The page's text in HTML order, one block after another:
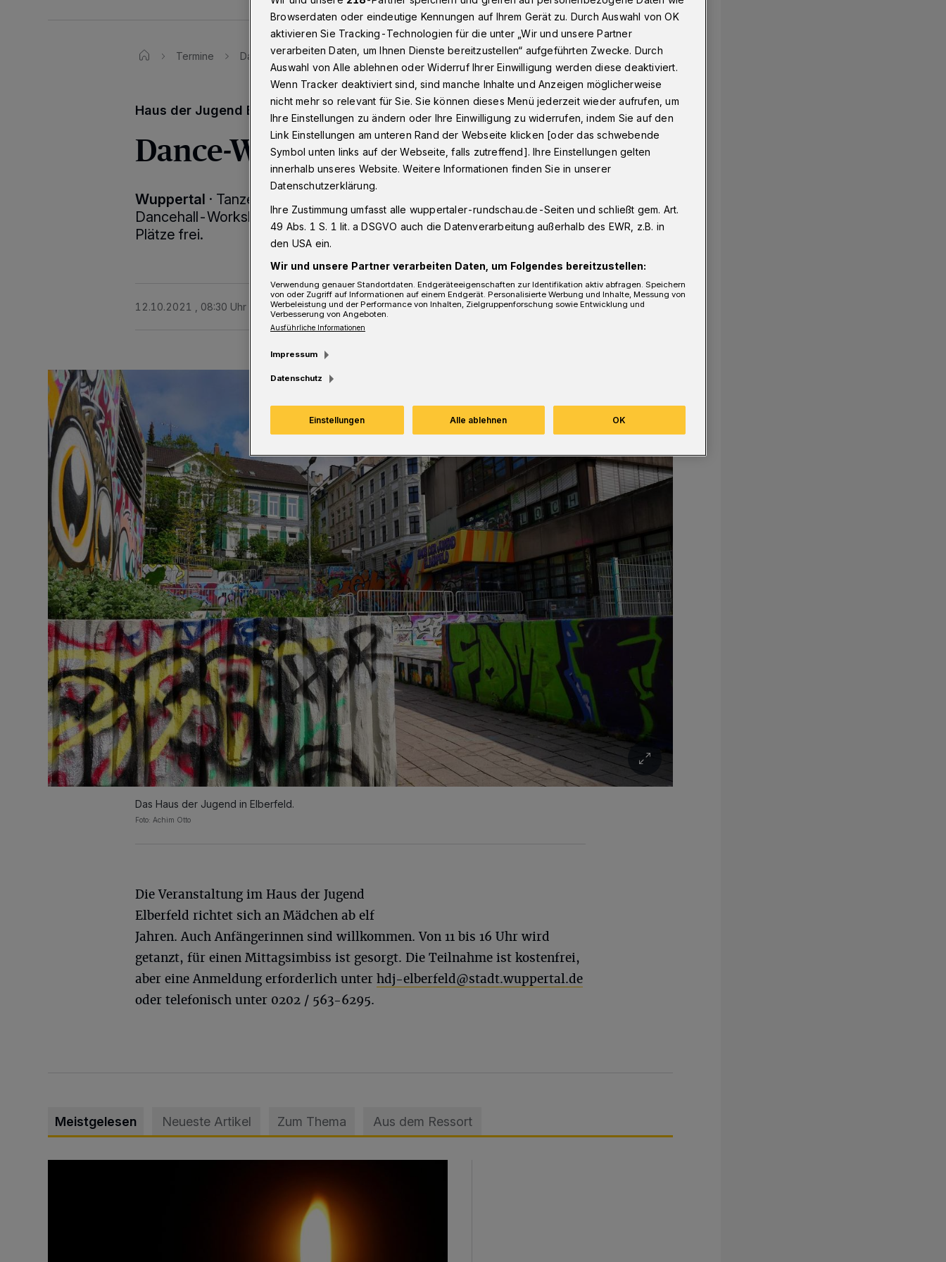
Termine Dance-Workshop für Mädchen im Wuppertaler Haus der Jugend Elberfeld
Haus der Jugend Elberfeld
Dance-Workshop für Mädchen
Wuppertal · Tanzen in den Herbstferien: Für den Afro- und
Dancehall-Workshop am Samstag (16. Oktober 2021) sind noch
Plätze frei.
12.10.2021 , 08:30 Uhr Eine Minute Lesezeit
Das Haus der Jugend in Elberfeld.
Foto: Achim Otto
Die Veranstaltung im Haus der Jugend
Elberfeld richtet sich an Mädchen ab elf
Jahren. Auch Anfängerinnen sind willkommen. Von 11 bis 16 Uhr wird
getanzt, für einen Mittagsimbiss ist gesorgt. Die Teilnahme ist kostenfrei,
aber eine Anmeldung erforderlich unter hdj-elberfeld@stadt.wuppertal.de
oder telefonisch unter 0202 / 563-6295.
Meistgelesen Neueste Artikel Zum Thema Aus dem Ressort
Browserdaten oder eindeutige Kennungen auf Ihrem Gerät zu. Durch Auswahl von OK
aktivieren Sie Tracking-Technologien für die unter „Wir und unsere Partner
verarbeiten Daten, um Ihnen Dienste bereitzustellen“ aufgeführten Zwecke. Durch
Auswahl von Alle ablehnen oder Widerruf Ihrer Einwilligung werden diese deaktiviert.
Wenn Tracker deaktiviert sind, sind manche Inhalte und Anzeigen möglicherweise
nicht mehr so relevant für Sie. Sie können dieses Menü jederzeit wieder aufrufen, um
Ihre Einstellungen zu ändern oder Ihre Einwilligung zu widerrufen, indem Sie auf den
Link Einstellungen am unteren Rand der Webseite klicken [oder das schwebende
Symbol unten links auf der Webseite, falls zutreffend]. Ihre Einstellungen gelten
innerhalb unseres Website. Weitere Informationen finden Sie in unserer
Datenschutzerklärung.
Ihre Zustimmung umfasst alle wuppertaler-rundschau.de-Seiten und schließt gem. Art.
49 Abs. 1 S. 1 lit. a DSGVO auch die Datenverarbeitung außerhalb des EWR, z.B. in
den USA ein.
Wir und unsere Partner verarbeiten Daten, um Folgendes bereitzustellen:
Verwendung genauer Standortdaten. Endgeräteeigenschaften zur Identifikation aktiv abfragen. Speichern
von oder Zugriff auf Informationen auf einem Endgerät. Personalisierte Werbung und Inhalte, Messung von
Werbeleistung und der Performance von Inhalten, Zielgruppenforschung sowie Entwicklung und
Verbesserung von Angeboten.
Ausführliche Informationen
Impressum
Datenschutz
Einstellungen Alle ablehnen OK